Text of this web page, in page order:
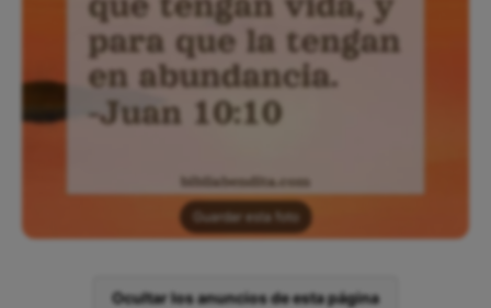
Guardar esta foto
Ocultar los anuncios de esta página